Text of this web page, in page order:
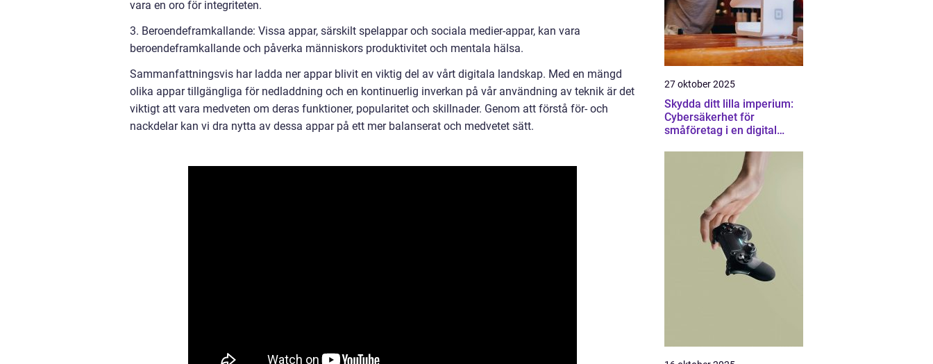
vara en oro för integriteten.
3. Beroendeframkallande: Vissa appar, särskilt spelappar och sociala medier-appar, kan vara
beroendeframkallande och påverka människors produktivitet och mentala hälsa.
Sammanfattningsvis har ladda ner appar blivit en viktig del av vårt digitala landskap. Med en mängd
olika appar tillgängliga för nedladdning och en kontinuerlig inverkan på vår användning av teknik är det
viktigt att vara medveten om deras funktioner, popularitet och skillnader. Genom att förstå för- och
nackdelar kan vi dra nytta av dessa appar på ett mer balanserat och medvetet sätt.
27 oktober 2025
Skydda ditt lilla imperium:
Cybersäkerhet för
småföretag i en digital